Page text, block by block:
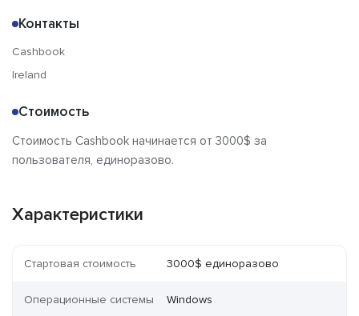
Контакты
Cashbook
Ireland
Стоимость
Стоимость Cashbook начинается от 3000$ за
пользователя, единоразово.
Характеристики
Стартовая стоимость 3000$ единоразово
Операционные системы Windows